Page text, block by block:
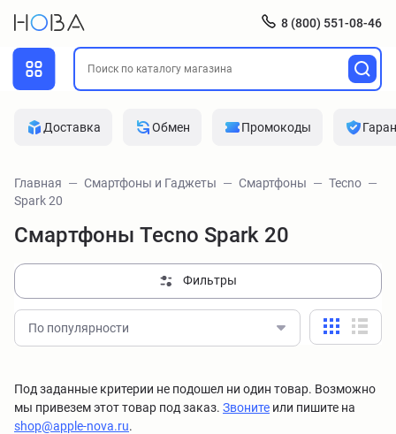
8 (800) 551-08-46
Доставка Обмен Промокоды
Главная Смартфоны и Гаджеты Смартфоны
Tecno
Spark 20
Смартфоны Tecno Spark 20
Фильтры
По популярности
Под заданные критерии не подошел ни один товар. Возможно
мы привезем этот товар под заказ. Звоните или пишите на
shop@apple-nova.ru.